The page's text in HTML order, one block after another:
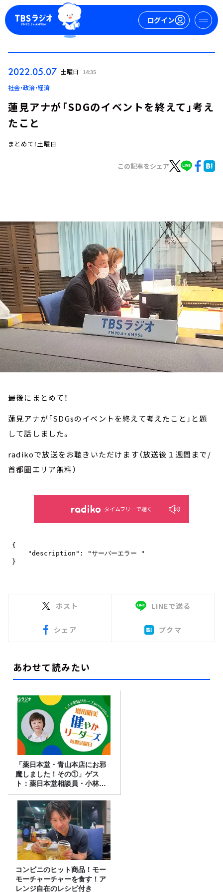
ログイン
お知らせ
イベント・グッズ
YouTube
会社情報
2022.05.07 土曜日 14:35
社会・政治・経済
蓮見アナが「SDGのイベントを終えて」考え
たこと
まとめて！土曜日
この記事をシェア
最後にまとめて！
蓮見アナが「SDGsのイベントを終えて考えたこと」と題
して話しました。
radikoで放送をお聴きいただけます（放送後１週間まで/
首都圏エリア無料）
タイムフリーで聴く
ポスト LINEで送る
シェア ブクマ
あわせて読みたい
「薬日本堂・青山本店にお邪
魔しました！その①」ゲス
ト：薬日本堂相談員・小林君
霊 さん
コンビニのヒット商品！モー
モーチャーチャーを食す！ア
レンジ自在のレシピ付き